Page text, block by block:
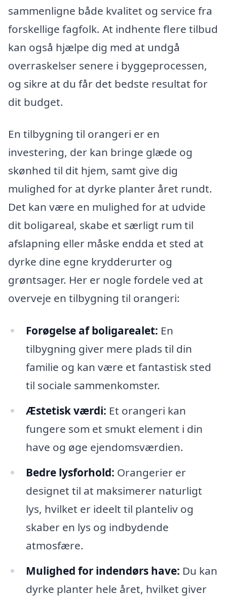
sammenligne både kvalitet og service fra
forskellige fagfolk. At indhente flere tilbud
kan også hjælpe dig med at undgå
overraskelser senere i byggeprocessen,
og sikre at du får det bedste resultat for
dit budget.
En tilbygning til orangeri er en
investering, der kan bringe glæde og
skønhed til dit hjem, samt give dig
mulighed for at dyrke planter året rundt.
Det kan være en mulighed for at udvide
dit boligareal, skabe et særligt rum til
afslapning eller måske endda et sted at
dyrke dine egne krydderurter og
grøntsager. Her er nogle fordele ved at
overveje en tilbygning til orangeri:
Forøgelse af boligarealet: En
tilbygning giver mere plads til din
familie og kan være et fantastisk sted
til sociale sammenkomster.
Æstetisk værdi: Et orangeri kan
fungere som et smukt element i din
have og øge ejendomsværdien.
Bedre lysforhold: Orangerier er
designet til at maksimerer naturligt
lys, hvilket er ideelt til planteliv og
skaber en lys og indbydende
atmosfære.
Mulighed for indendørs have: Du kan
dyrke planter hele året, hvilket giver